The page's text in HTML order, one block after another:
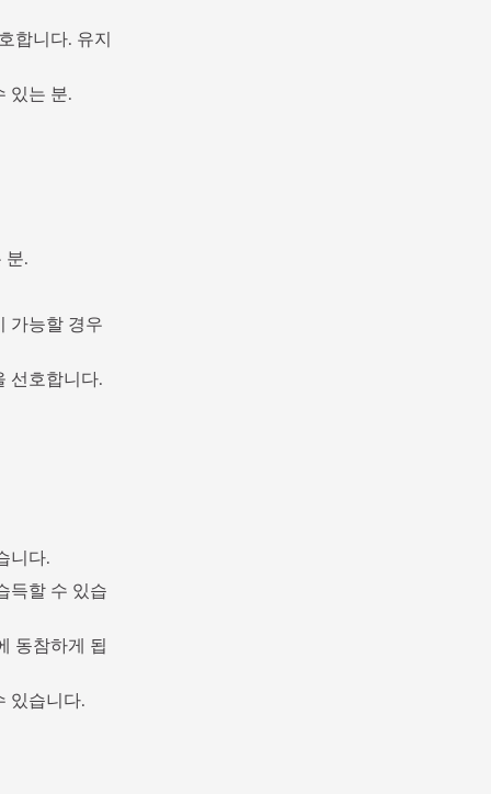
합니다. 유지
있는 분.
분.
가능할 경우
선호합니다.
니다.
득할 수 있습
동참하게 됩
있습니다.